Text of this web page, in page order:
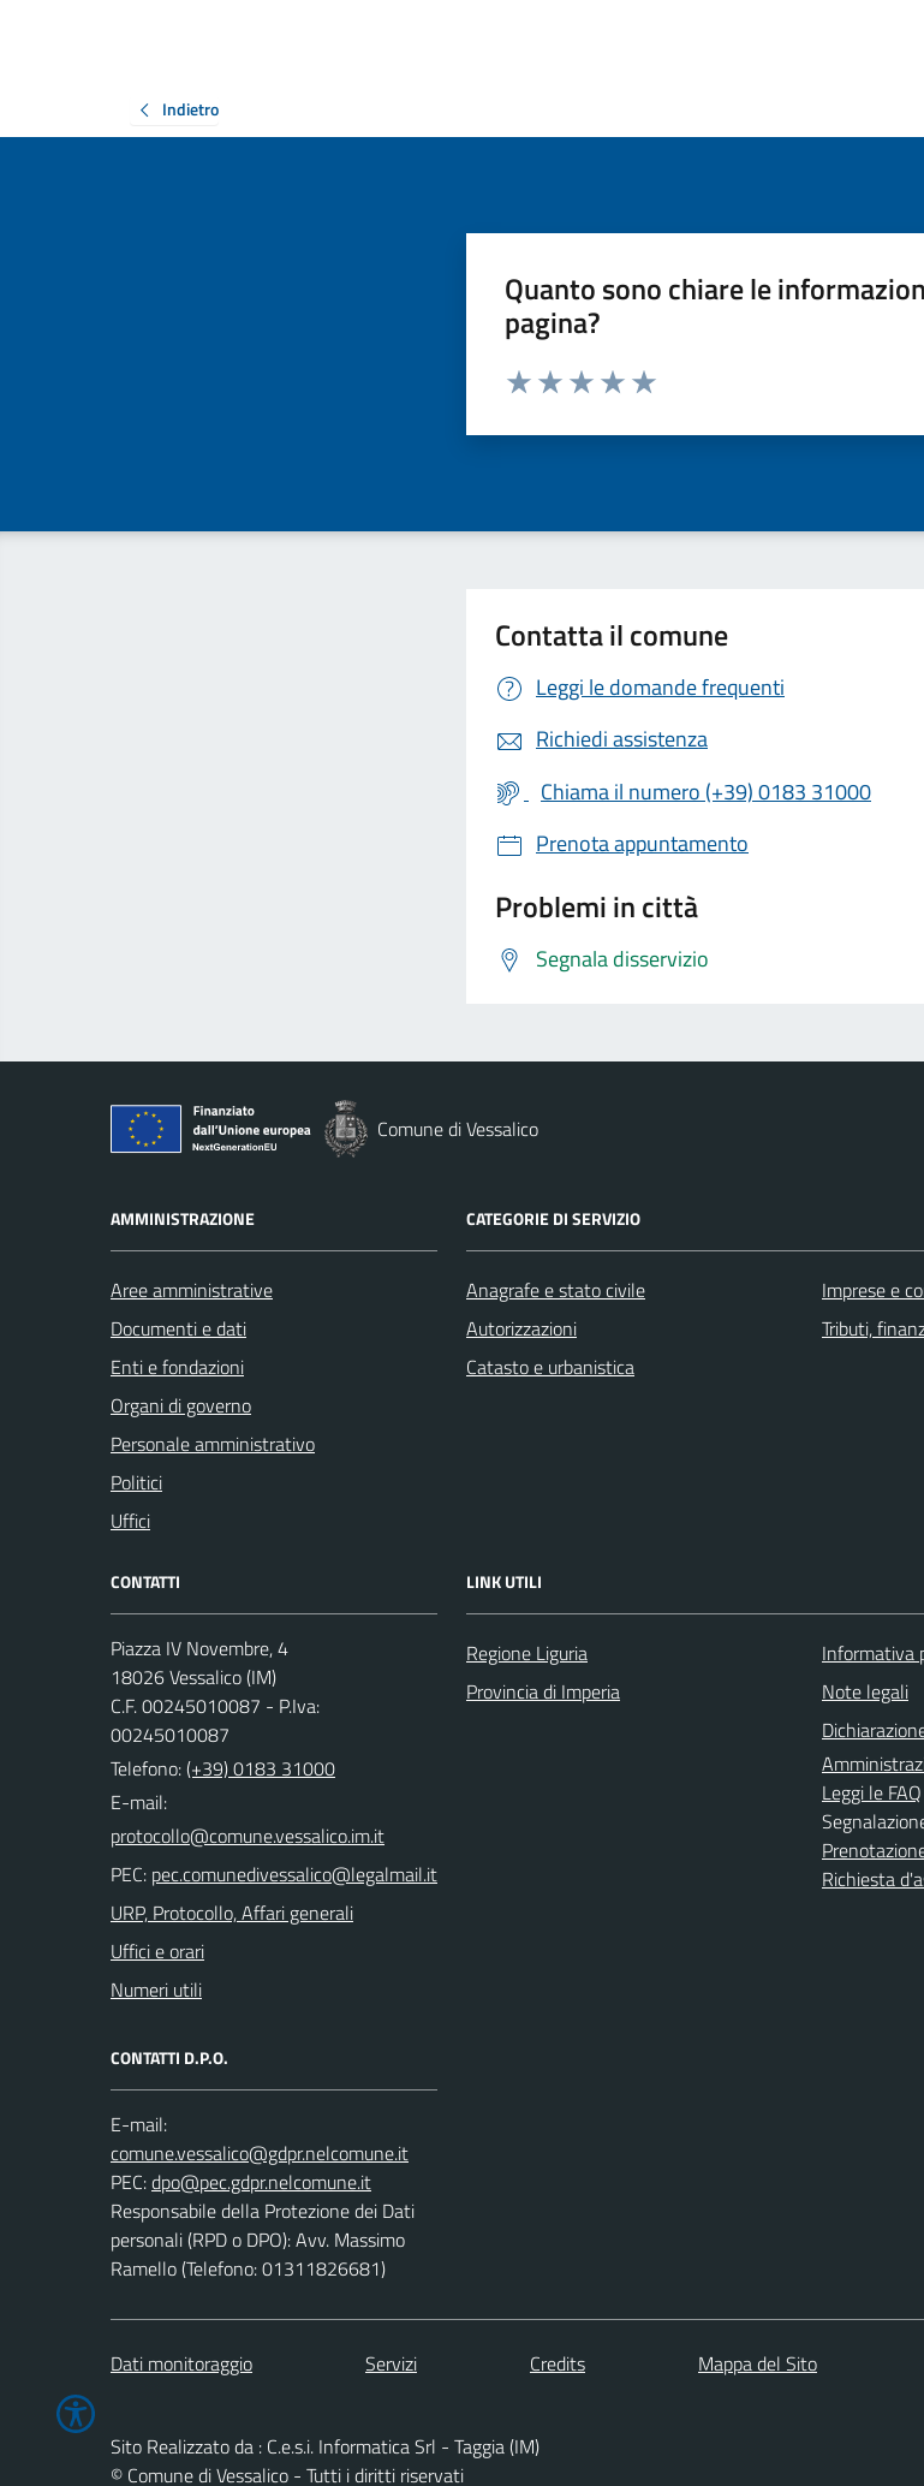
Indietro
Quanto sono chiare le
pagina?
Valuta da 1 a 5 stelle la pagina
Contatta il comune
Leggi le domande frequenti
Richiedi assistenza
Chiama il numero (+39) 0183 31000
Prenota appuntamento
Problemi in città
Segnala disservizio
Comune di Vessalico
AMMINISTRAZIONE
Aree amministrative
Documenti e dati
Enti e fondazioni
Organi di governo
Personale amministrativo
Politici
Uffici
CATEGORIE DI SERVIZIO
Anagrafe e stato civile
Autorizzazioni
Catasto e urbanistica
Imprese e
Tributi,
CONTATTI
Piazza IV Novembre, 4
18026 Vessalico (IM)
C.F. 00245010087 - P.Iva:
00245010087
Telefono:(+39) 0183 31000
E-mail:
PEC:
URP, Protocollo, Affari generali
Uffici e orari
Numeri utili
CONTATTI D.P.O.
E-mail:
PEC:
Responsabile della Protezione dei Dati
personali (RPD o DPO): Avv. Massimo
Ramello (Telefono: 01311826681)
LINK UTILI
Regione Liguria
Provincia di Imperia
Informativa
Note legali
Leggi le FAQ
Richiesta
Dati monitoraggio Servizi Credits Mappa del Sito
Sito Realizzato da : C.e.s.i. Informatica Srl - Taggia (IM)
© Comune di Vessalico - Tutti i diritti riservati